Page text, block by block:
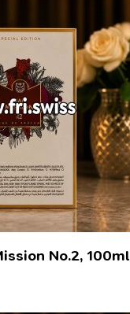
No.2, 100ml